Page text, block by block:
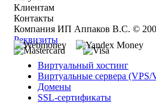
Клиентам
Контакты
Компания ИП Аппаков В.С. ©
Реквизиты
Виртуальный хостинг
Виртуальные сервера (VPS/
Домены
SSL-сертификаты